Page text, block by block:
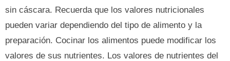
sin cáscara. Recuerda que los valores nutricionales
pueden variar dependiendo del tipo de alimento y la
preparación. Cocinar los alimentos puede modificar los
valores de sus nutrientes. Los valores de nutrientes del